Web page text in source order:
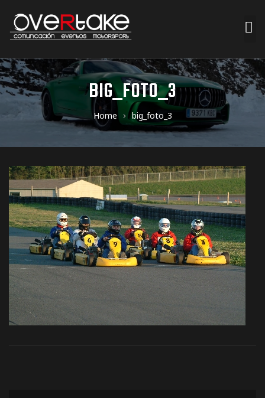
BIG_FOTO_3
Home big_foto_3
de